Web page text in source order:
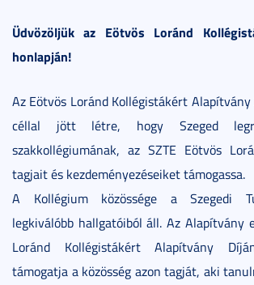
Üdvözöljük az Eötvös Loránd
honlapján!
Az Eötvös Loránd Kollégistákért
céllal jött létre, hogy Szeged
szakkollégiumának, az SZTE Eötvös
tagjait és kezdeményezéseiket támogassa.
A Kollégium közössége a Szegedi
legkiválóbb hallgatóiból áll. Az Alapítvány
Loránd Kollégistákért Alapítvány
támogatja a közösség azon tagját, aki